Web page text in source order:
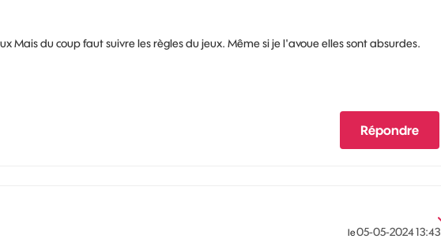
Mais du coup faut suivre les règles du jeux. Même si je l'avoue elles sont absurdes.
Répondre
le‎05-05-202413:43